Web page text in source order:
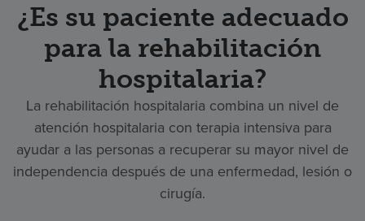
¿Es su paciente adecuado
para la rehabilitación
hospitalaria?
La rehabilitación hospitalaria combina un nivel de
atención hospitalaria con terapia intensiva para
ayudar a las personas a recuperar su mayor nivel de
independencia después de una enfermedad, lesión o
cirugía.